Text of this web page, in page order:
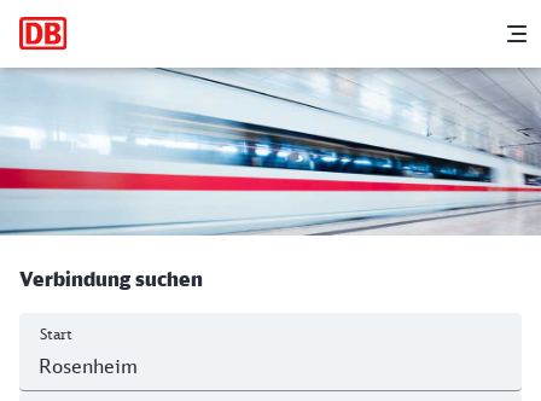
Hauptnavigation
Rosenheim - Bingen (Rhein) Hbf
Verbindung suchen
Start